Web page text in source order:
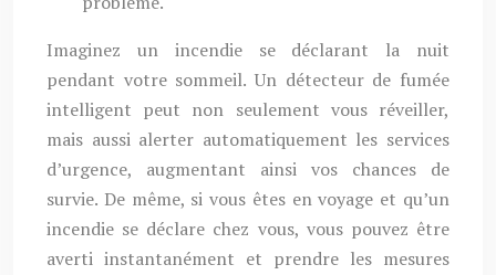
Imaginez un incendie se déclarant la nuit
pendant votre sommeil. Un détecteur de fumée
intelligent peut non seulement vous réveiller,
mais aussi alerter automatiquement les services
d’urgence, augmentant ainsi vos chances de
survie. De même, si vous êtes en voyage et qu’un
incendie se déclare chez vous, vous pouvez être
averti instantanément et prendre les mesures